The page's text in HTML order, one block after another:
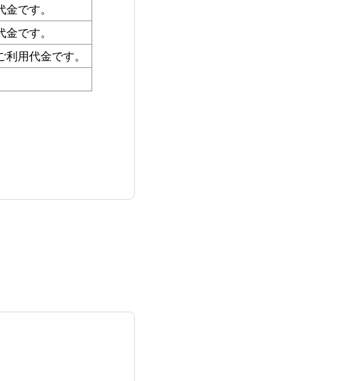
です。
です。
用代金です。